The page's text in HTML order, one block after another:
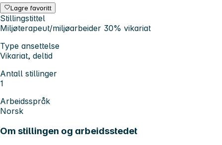
Lagre favoritt
Stillingstittel
Miljøterapeut/miljøarbeider 30% vikariat
Type ansettelse
Vikariat, deltid
Antall stillinger
1
Arbeidsspråk
Norsk
Om stillingen og arbeidsstedet